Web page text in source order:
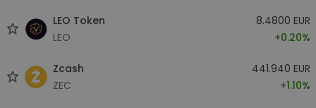
LEO Token
LEO
8.4800 EUR
+0.20%
Zcash
ZEC
441.940 EUR
+1.10%